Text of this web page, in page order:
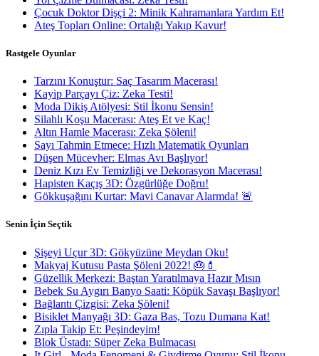
Çocuk Doktor Dişçi 2: Minik Kahramanlara Yardım Et!
Ateş Topları Online: Ortalığı Yakıp Kavur!
Rastgele Oyunlar
Tarzını Konuştur: Saç Tasarım Macerası!
Kayip Parçayı Çiz: Zeka Testi!
Moda Dikiş Atölyesi: Stil İkonu Sensin!
Silahlı Koşu Macerası: Ateş Et ve Kaç!
Altın Hamle Macerası: Zeka Şöleni!
Sayı Tahmin Etmece: Hızlı Matematik Oyunları
Düşen Mücevher: Elmas Avı Başlıyor!
Deniz Kızı Ev Temizliği ve Dekorasyon Macerası!
Hapisten Kaçış 3D: Özgürlüğe Doğru!
Gökkuşağını Kurtar: Mavi Canavar Alarmda! 🚨
Senin İçin Seçtik
Şişeyi Uçur 3D: Gökyüzüne Meydan Oku!
Makyaj Kutusu Pasta Şöleni 2022! 🎂💄
Güzellik Merkezi: Baştan Yaratılmaya Hazır Mısın
Bebek Su Aygırı Banyo Saati: Köpük Savaşı Başlıyor!
Bağlantı Çizgisi: Zeka Şöleni!
Bisiklet Manyağı 3D: Gaza Bas, Tozu Dumana Kat!
Zıpla Takip Et: Peşindeyim!
Blok Üstadı: Süper Zeka Bulmacası